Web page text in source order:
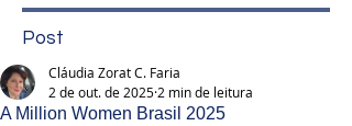
Post
A Million Women Brasil 2025
Cláudia Zorat C. Faria
2 de out. de 2025 2 min de leitura